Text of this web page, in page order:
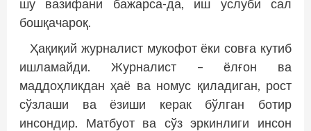
шу вазифани бажарса-да, иш услуби сал
бошқачароқ.
Ҳақиқий журналист мукофот ёки совға кутиб
ишламайди. Журналист – ёлғон ва
маддоҳликдан ҳаё ва номус қиладиган, рост
сўзлаши ва ёзиши керак бўлган ботир
инсондир. Матбуот ва сўз эркинлиги инсон